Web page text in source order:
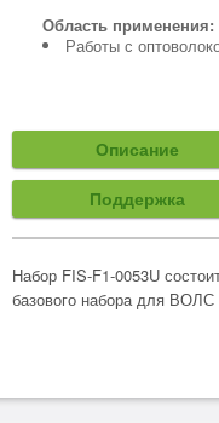
Область применения:
Работы с
Описание
Поддержка
Набор FIS-F1-0053U
базового набора для ВОЛС